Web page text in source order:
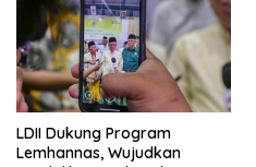
LDII Dukung Program
Lemhannas, Wujudkan